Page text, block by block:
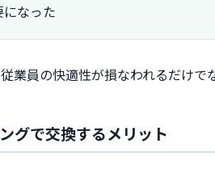
なった
業員の快適性が損なわれるだけ
グで交換するメリット